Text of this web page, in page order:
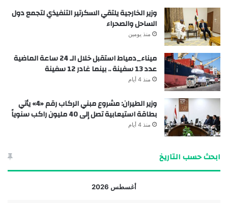
وزير الخارجية يلتقي السكرتير التنفيذي لتجمع دول
الساحل والصحراء
منذ يومين
ميناء_دمياط استقبل خلال الـ 24 ساعة الماضية
عدد 13 سفينة .. بينما غادر 12 سفينة
منذ 4 أيام
وزير الطيران: مشروع مبني الركاب رقم «4» يأتي
بطاقة استيعابية تصل إلى 40 مليون راكب سنوياً
منذ 4 أيام
ابحث حسب التاريخ
أغسطس 2026